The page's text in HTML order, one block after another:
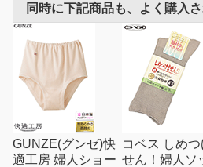
同時に下記商品も、よく購入さ
GUNZE(グンゼ)快
適工房 婦人ショー
コベス しめつ
せん！婦人ソ